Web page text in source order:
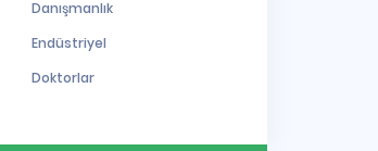
Danışmanlık
Endüstriyel
Doktorlar